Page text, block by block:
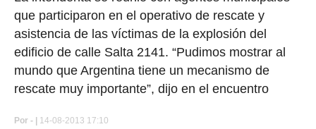
que participaron en el operativo de rescate y
asistencia de las víctimas de la explosión del
edificio de calle Salta 2141. “Pudimos mostrar al
mundo que Argentina tiene un mecanismo de
rescate muy importante”, dijo en el encuentro
Por - | 14-08-2013 17:10